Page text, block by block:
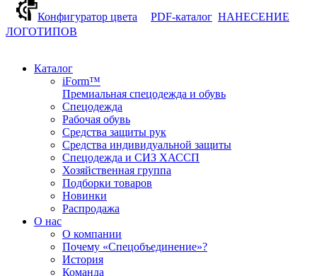
Конфигуратор цвета
PDF-каталог НАНЕСЕНИЕ
ЛОГОТИПОВ
Каталог
iForm™
Премиальная спецодежда и обувь
Спецодежда
Рабочая обувь
Средства защиты рук
Средства индивидуальной защиты
Спецодежда и СИЗ ХАССП
Хозяйственная группа
Подборки товаров
Новинки
Распродажа
О нас
О компании
Почему «Спецобъединение»?
История
Команда